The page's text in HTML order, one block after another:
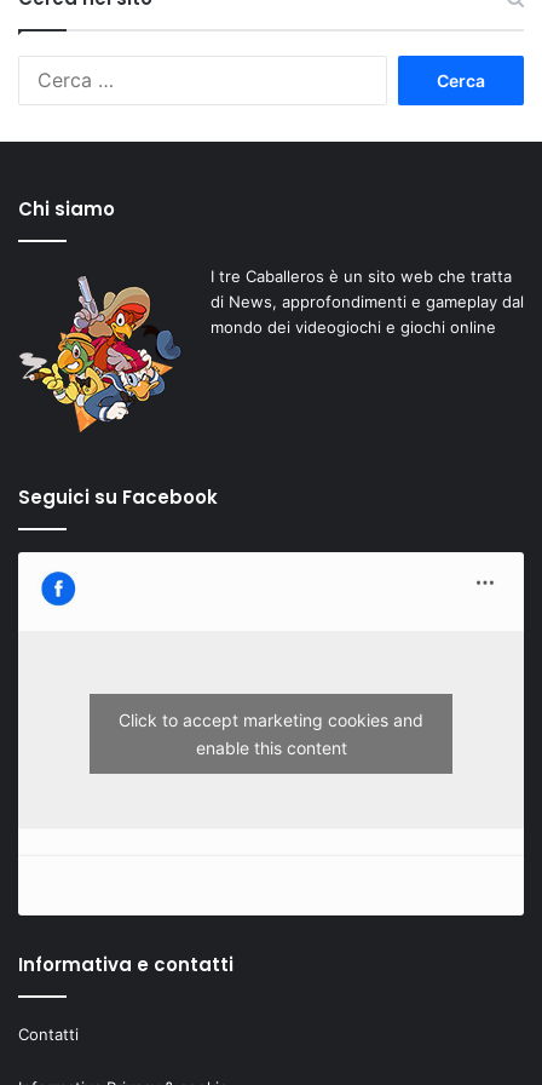
Chi siamo
I tre Caballeros è un sito web che tratta
di News, approfondimenti e gameplay dal
mondo dei videogiochi e giochi online
Seguici su Facebook
Click to accept marketing cookies and
enable this content
Informativa e contatti
Contatti